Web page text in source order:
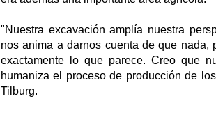
"Nuestra excavación amplía nuestra
nos anima a darnos cuenta de que nada,
exactamente lo que parece. Creo que
humaniza el proceso de producción de
Tilburg.